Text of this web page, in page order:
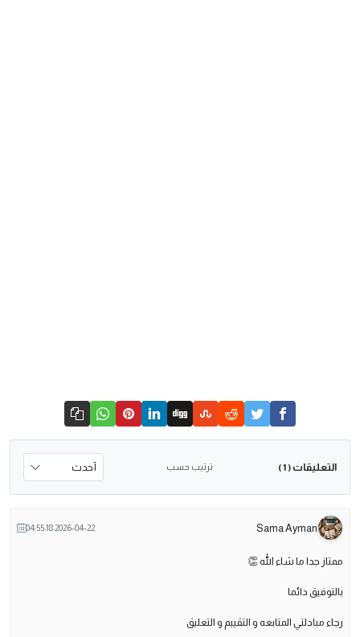
التعليقات ( 1 ) ترتيب حسب
Sama Ayman
2026-04-22 04:55:18
ممتاز جدا ما شاء الله 👏
بالتوفيق دائما
رجاء مبادلتي المتابعه و التقييم و التعليق